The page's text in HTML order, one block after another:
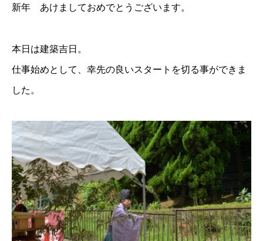
新年 あけましておめでとうございます。
本日は建築吉日。
仕事始めとして、幸先の良いスタートを切る事ができま
した。